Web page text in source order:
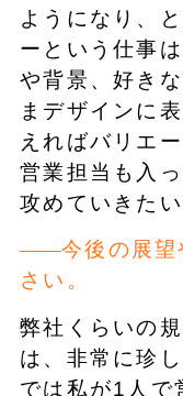
ようになり、
ーという仕事
や背景、好き
まデザインに
えればバリエ
営業担当も入
攻めていきた
今後の展
さい。
弊社くらいの
は、非常に珍
では私が1人で